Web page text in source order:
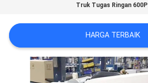
KASUS
SITEMAP
Truk Tugas Ringan 600P
HARGA TERBAIK